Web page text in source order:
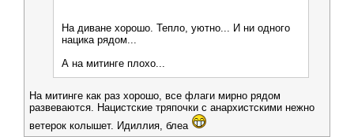
На диване хорошо. Тепло, уютно... И ни одного
нацика рядом...
А на митинге плохо...
На митинге как раз хорошо, все флаги мирно рядом
развеваются. Нацистские тряпочки с анархистскими нежно
ветерок колышет. Идиллия, блеа